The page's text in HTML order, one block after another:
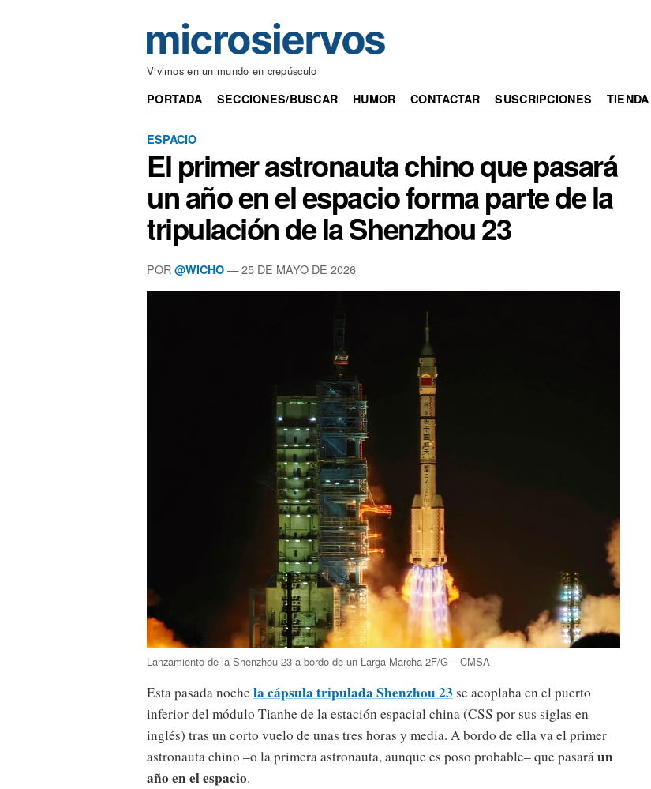
Vivimos en un mundo en crepúsculo
PORTADA SECCIONES/BUSCAR HUMOR CONTACTAR SUSCRIPCIONES TIENDA
ESPACIO
El primer astronauta chino que pasará
un año en el espacio forma parte de la
tripulación de la Shenzhou 23
POR @WICHO — 25 DE MAYO DE 2026
Lanzamiento de la Shenzhou 23 a bordo de un Larga Marcha 2F/G – CMSA
Esta pasada nochela cápsula tripulada Shenzhou 23 se acoplaba en el puerto
inferior del módulo Tianhe de la estación espacial china (CSS por sus siglas en
inglés) tras un corto vuelo de unas tres horas y media. A bordo de ella va el primer
astronauta chino –o la primera astronauta, aunque es poso probable– que pasaráun
año en el espacio.